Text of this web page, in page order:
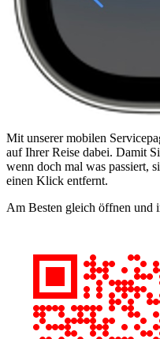
Mit unserer mobilen
auf Ihrer Reise dabei. Damit
wenn doch mal was passiert,
einen Klick entfernt.
Am Besten gleich öffnen und